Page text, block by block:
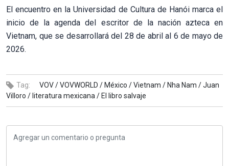
El encuentro en la Universidad de Cultura de Hanói marca el
inicio de la agenda del escritor de la nación azteca en
Vietnam, que se desarrollará del 28 de abril al 6 de mayo de
2026.
Tag: VOV /VOVWORLD / México /Vietnam / Nha Nam /Juan
Villoro / literatura mexicana / El libro salvaje